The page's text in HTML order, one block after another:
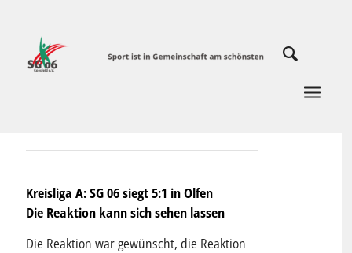
Kreisliga A: SG 06 siegt 5:1 in Olfen
Die Reaktion kann sich sehen lassen
Die Reaktion war gewünscht, die Reaktion